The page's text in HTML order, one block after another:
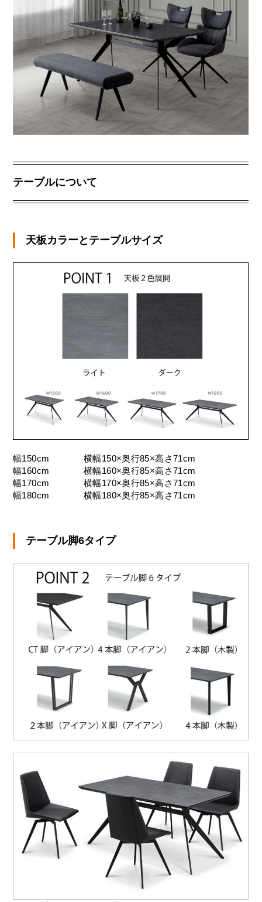
テーブルについて
天板カラーとテーブルサイズ
幅150cm
横幅150×奥行85×高さ71cm
幅160cm
横幅160×奥行85×高さ71cm
幅170cm
横幅170×奥行85×高さ71cm
幅180cm
横幅180×奥行85×高さ71cm
テーブル脚6タイプ